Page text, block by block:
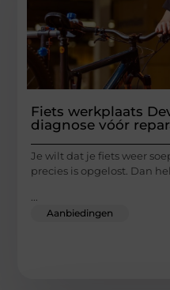
Fiets werkplaats
diagnose vóór
Je wilt dat je fiets weer
precies is opgelost. Dan
Aanbiedingen